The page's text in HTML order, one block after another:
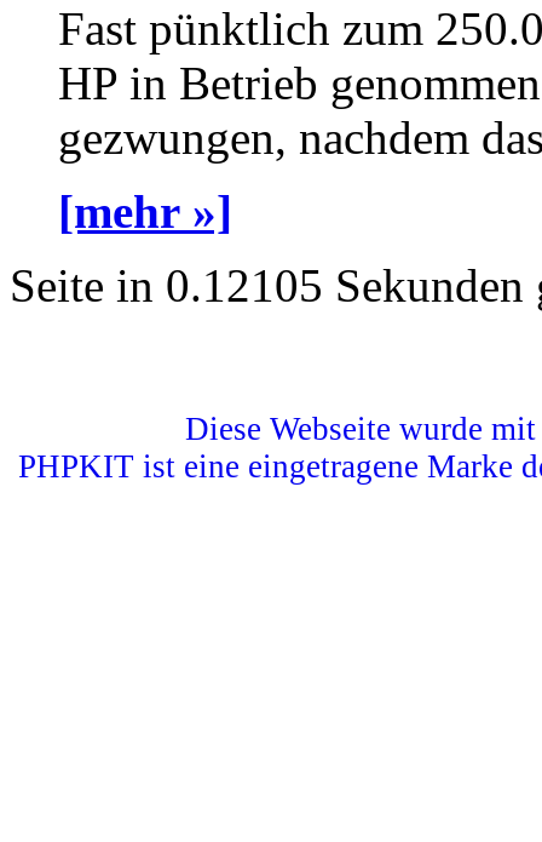
Fast pünktlich zum
HP in Betrieb
gezwungen, nachdem
[mehr »]
Seite in 0.12105 Sekunden
Diese Webseite wurde
PHPKIT ist eine eingetragene Marke